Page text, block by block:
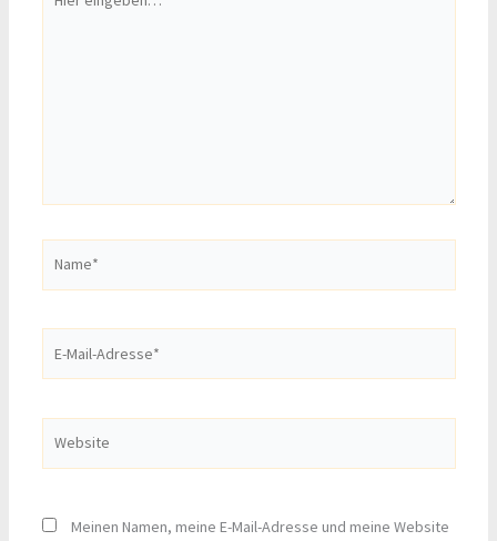
eingeben…
Mail-
Meinen Namen, meine E-Mail-Adresse und meine Website